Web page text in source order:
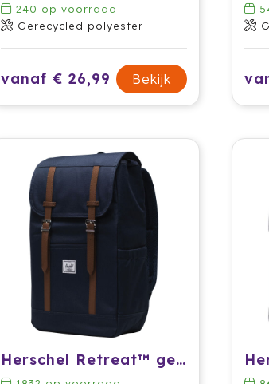
240 op voorraad
Gerecycled polyester
vanaf € 26,99 Bekijk
Herschel Retreat™ gerecyclede rugzak 23 l